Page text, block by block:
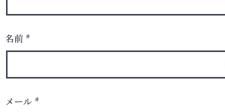
名前 *
メール *